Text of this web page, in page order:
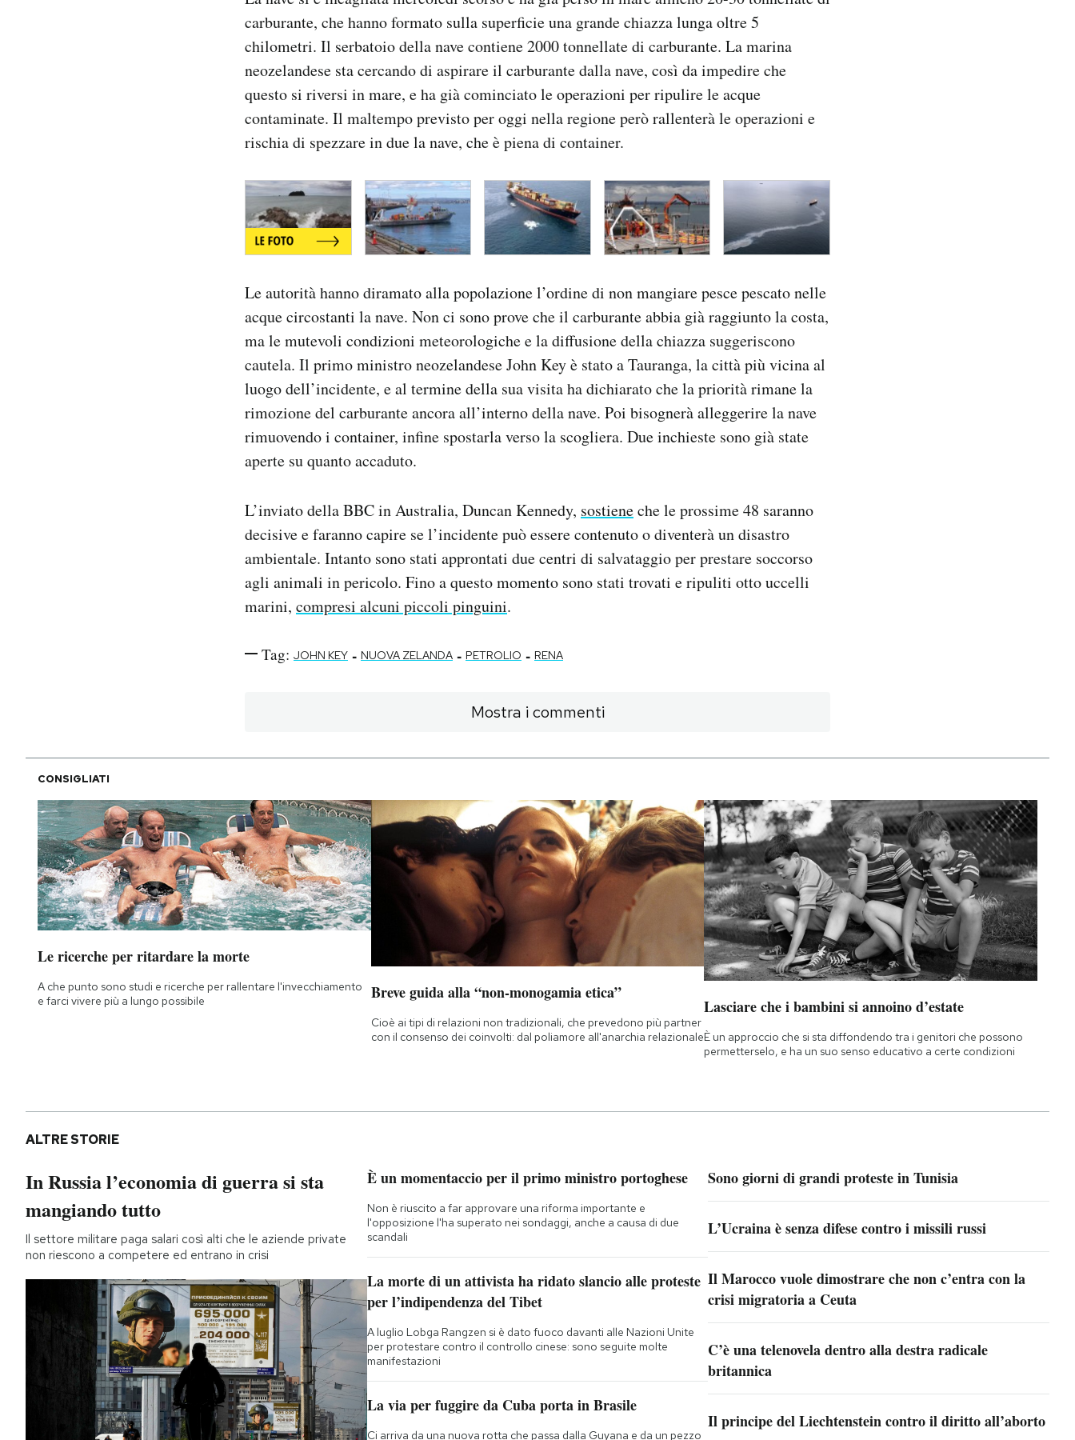
carburante, che hanno formato sulla superficie una grande chiazza lunga oltre 5
chilometri. Il serbatoio della nave contiene 2000 tonnellate di carburante. La marina
neozelandese sta cercando di aspirare il carburante dalla nave, così da impedire che
questo si riversi in mare, e ha già cominciato le operazioni per ripulire le acque
contaminate. Il maltempo previsto per oggi nella regione però rallenterà le operazioni e
rischia di spezzare in due la nave, che è piena di container.
Le autorità hanno diramato alla popolazione l’ordine di non mangiare pesce pescato nelle
acque circostanti la nave. Non ci sono prove che il carburante abbia già raggiunto la costa,
ma le mutevoli condizioni meteorologiche e la diffusione della chiazza suggeriscono
cautela. Il primo ministro neozelandese John Key è stato a Tauranga, la città più vicina al
luogo dell’incidente, e al termine della sua visita ha dichiarato che la priorità rimane la
rimozione del carburante ancora all’interno della nave. Poi bisognerà alleggerire la nave
rimuovendo i container, infine spostarla verso la scogliera. Due inchieste sono già state
aperte su quanto accaduto.
L’inviato della BBC in Australia, Duncan Kennedy, sostieneche le prossime 48 saranno
decisive e faranno capire se l’incidente può essere contenuto o diventerà un disastro
ambientale. Intanto sono stati approntati due centri di salvataggio per prestare soccorso
agli animali in pericolo. Fino a questo momento sono stati trovati e ripuliti otto uccelli
marini, compresi alcuni piccoli pinguini.
Tag: JOHN KEY - NUOVA ZELANDA - PETROLIO - RENA
Mostra i commenti
CONSIGLIATI
Le ricerche per ritardare la morte
A che punto sono studi e ricerche per rallentare l'invecchiamento
e farci vivere più a lungo possibile
Breve guida alla “non-monogamia etica”
Cioè ai tipi di relazioni non tradizionali, che prevedono più partner
con il consenso dei coinvolti: dal poliamore all'anarchia relazionale
Lasciare che i bambini si annoino d’estate
È un approccio che si sta diffondendo tra i genitori che possono
permetterselo, e ha un suo senso educativo a certe condizioni
ALTRE STORIE
In Russia l’economia di guerra si sta
mangiando tutto
Il settore militare paga salari così alti che le aziende private
non riescono a competere ed entrano in crisi
È un momentaccio per il primo ministro portoghese
Non è riuscito a far approvare una riforma importante e
l'opposizione l'ha superato nei sondaggi, anche a causa di due
scandali
La morte di un attivista ha ridato slancio alle proteste
per l’indipendenza del Tibet
A luglio Lobga Rangzen si è dato fuoco davanti alle Nazioni Unite
per protestare contro il controllo cinese: sono seguite molte
manifestazioni
La via per fuggire da Cuba porta in Brasile
Ci arriva da una nuova rotta che passa dalla Guyana e da un pezzo
Sono giorni di grandi proteste in Tunisia
L’Ucraina è senza difese contro i missili russi
Il Marocco vuole dimostrare che non c’entra con la
crisi migratoria a Ceuta
C’è una telenovela dentro alla destra radicale
britannica
Il principe del Liechtenstein contro il diritto all’aborto